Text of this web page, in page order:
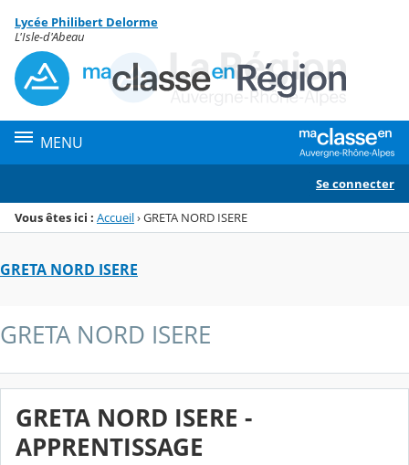
Menu de la rubrique
Contenu
Lycée Philibert Delorme
L'Isle-d'Abeau
MENU
Se connecter
Vous êtes ici : Accueil›GRETA NORD ISERE
GRETA NORD ISERE
GRETA NORD ISERE
GRETA NORD ISERE -
APPRENTISSAGE